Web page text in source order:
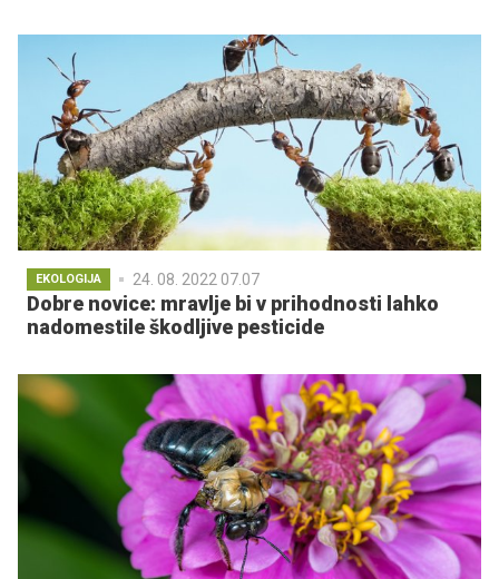
EKOLOGIJA 24. 08. 2022 07.07
Dobre novice: mravlje bi v prihodnosti lahko
nadomestile škodljive pesticide